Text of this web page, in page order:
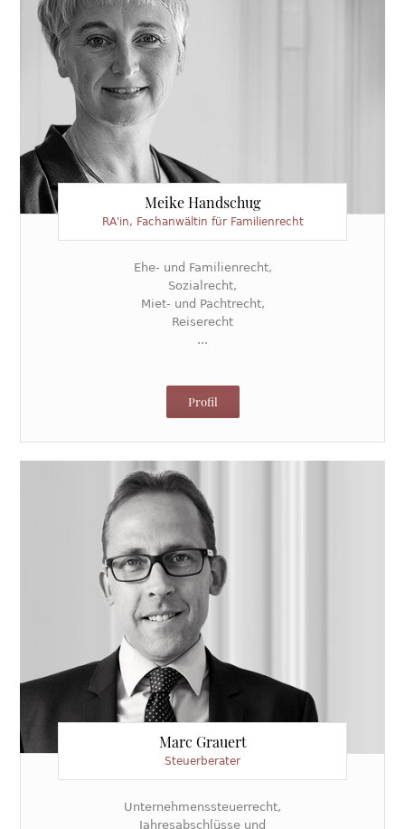
Meike Handschug
RA'in, Fachanwältin für Familienrecht
Ehe- und Familienrecht,
Sozialrecht,
Miet- und Pachtrecht,
Reiserecht
...
Profil
Marc Grauert
Steuerberater
Unternehmenssteuerrecht,
Jahresabschlüsse und